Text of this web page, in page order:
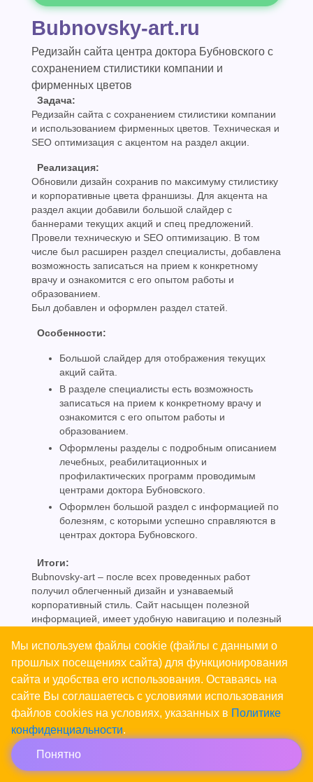
Bubnovsky-art.ru
Редизайн сайта центра доктора Бубновского с
сохранением стилистики компании и
фирменных цветов
Задача:
Редизайн сайта с сохранением стилистики компании
и использованием фирменных цветов. Техническая и
SEO оптимизация с акцентом на раздел акции.
Реализация:
Обновили дизайн сохранив по максимуму стилистику
и корпоративные цвета франшизы. Для акцента на
раздел акции добавили большой слайдер с
баннерами текущих акций и спец предложений.
Провели техническую и SEO оптимизацию. В том
числе был расширен раздел специалисты, добавлена
возможность записаться на прием к конкретному
врачу и ознакомится с его опытом работы и
образованием.
Был добавлен и оформлен раздел статей.
Особенности:
Большой слайдер для отображения текущих
акций сайта.
В разделе специалисты есть возможность
записаться на прием к конкретному врачу и
ознакомится с его опытом работы и
образованием.
Оформлены разделы с подробным описанием
лечебных, реабилитационных и
профилактических программ проводимым
центрами доктора Бубновского.
Оформлен большой раздел с информацией по
болезням, с которыми успешно справляются в
центрах доктора Бубновского.
Итоги:
Bubnovsky-art – после всех проведенных работ
получил облегченный дизайн и узнаваемый
корпоративный стиль. Сайт насыщен полезной
информацией, имеет удобную навигацию и полезный
Что повысило посещаемость сайта и количество
посетителей центров.
Мы используем файлы cookie (файлы с данными о
прошлых посещениях сайта) для функционирования
сайта и удобства его использования. Оставаясь на
сайте Вы соглашаетесь с условиями использования
файлов cookies на условиях, указанных в Политике
конфиденциальности.
Понятно